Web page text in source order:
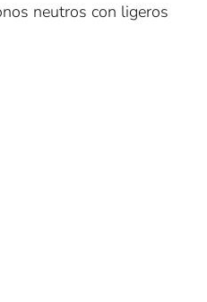
neutros con ligeros